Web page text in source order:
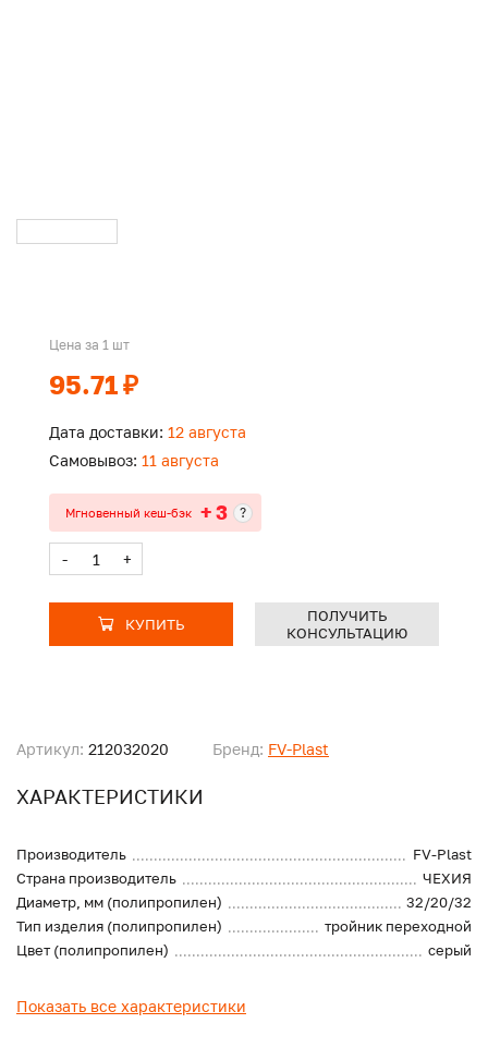
Артикул: 212032020 Бренд: FV-Plast
ХАРАКТЕРИСТИКИ
Производитель
FV-Plast
Страна производитель
ЧЕХИЯ
Диаметр, мм (полипропилен)
32/20/32
Тип изделия (полипропилен)
тройник переходной
Цвет (полипропилен)
серый
Показать все характеристики
Цена за 1 шт
95.71 ₽
Дата доставки: 12 августа
Самовывоз: 11 августа
Мгновенный кеш-бэк + 3 ?
- +
КУПИТЬ
ПОЛУЧИТЬ
КОНСУЛЬТАЦИЮ